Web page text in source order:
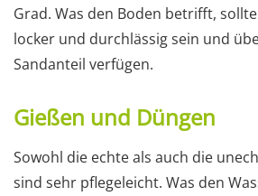
Grad. Was den Boden betrifft,
locker und durchlässig sein und
Sandanteil verfügen.
Gießen und Düngen
Sowohl die echte als auch die
sind sehr pflegeleicht. Was den